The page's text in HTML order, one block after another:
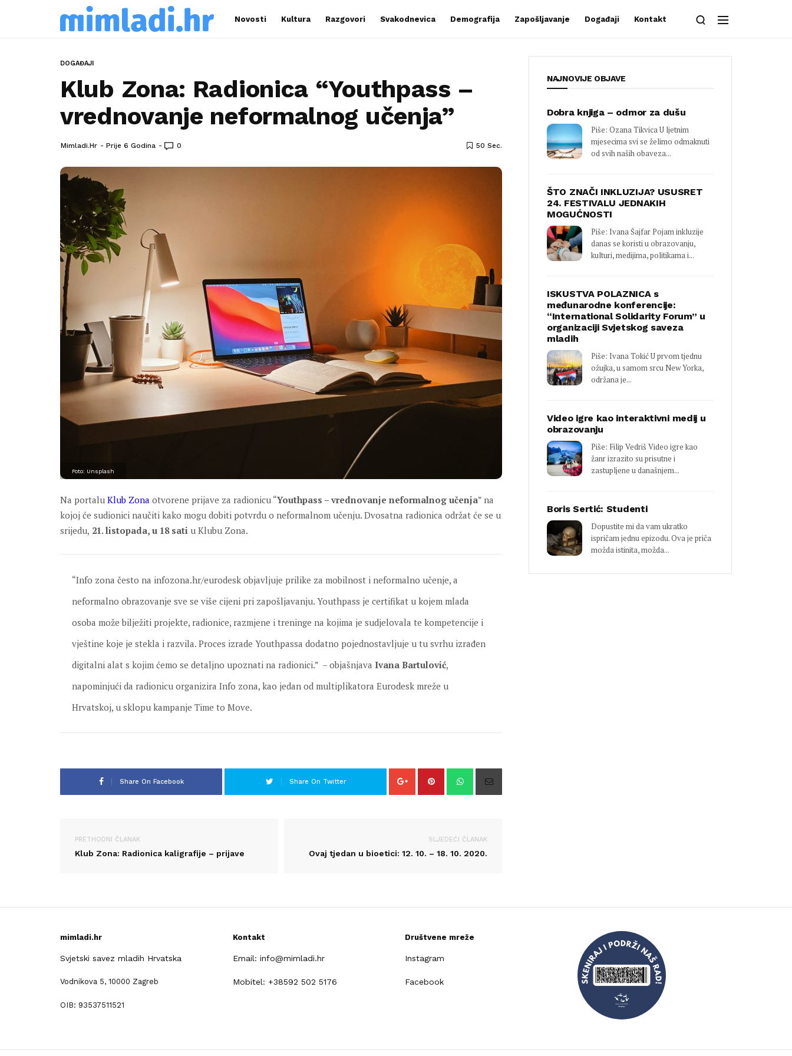
Novosti Kultura Razgovori Svakodnevica Demografija Zapošljavanje Događaji Kontakt
DOGAĐAJI
Klub Zona: Radionica “Youthpass –
vrednovanje neformalnog učenja”
Mimladi.hr Prije 6 Godina 0 50 Sec.
Foto: Unsplash
Na portalu Klub Zona otvorene prijave za radionicu “Youthpass – vrednovanje neformalnog učenja” na
kojoj će sudionici naučiti kako mogu dobiti potvrdu o neformalnom učenju. Dvosatna radionica održat će se u
srijedu, 21. listopada, u 18 sati u Klubu Zona.
“Info zona često na infozona.hr/eurodesk objavljuje prilike za mobilnost i neformalno učenje, a
neformalno obrazovanje sve se više cijeni pri zapošljavanju. Youthpass je certifikat u kojem mlada
osoba može bilježiti projekte, radionice, razmjene i treninge na kojima je sudjelovala te kompetencije i
vještine koje je stekla i razvila. Proces izrade Youthpassa dodatno pojednostavljuje u tu svrhu izrađen
digitalni alat s kojim ćemo se detaljno upoznati na radionici.” – objašnjava Ivana Bartulović,
napominjući da radionicu organizira Info zona, kao jedan od multiplikatora Eurodesk mreže u
Hrvatskoj, u sklopu kampanje Time to Move.
Share On Facebook Share On Twitter
PRETHODNI ČLANAK
Klub Zona: Radionica kaligrafije – prijave
SLJEDEĆI ČLANAK
Ovaj tjedan u bioetici: 12. 10. – 18. 10. 2020.
NAJNOVIJE OBJAVE
Dobra knjiga – odmor za dušu
Piše: Ozana Tikvica U ljetnim
mjesecima svi se želimo odmaknuti
od svih naših obaveza...
ŠTO ZNAČI INKLUZIJA? USUSRET
24. FESTIVALU JEDNAKIH
MOGUĆNOSTI
Piše: Ivana Šajfar Pojam inkluzije
danas se koristi u obrazovanju,
kulturi, medijima, politikama i...
ISKUSTVA POLAZNICA s
međunarodne konferencije:
“International Solidarity Forum” u
organizaciji Svjetskog saveza
mladih
Piše: Ivana Tokić U prvom tjednu
ožujka, u samom srcu New Yorka,
održana je...
Video igre kao interaktivni medij u
obrazovanju
Piše: Filip Vedriš Video igre kao
žanr izrazito su prisutne i
zastupljene u današnjem...
Boris Sertić: Studenti
Dopustite mi da vam ukratko
ispričam jednu epizodu. Ova je priča
možda istinita, možda...
mimladi.hr
Svjetski savez mladih Hrvatska
Vodnikova 5, 10000 Zagreb
OIB: 93537511521
Kontakt
Email: info@mimladi.hr
Mobitel: +38592 502 5176
Društvene mreže
Instagram
Facebook